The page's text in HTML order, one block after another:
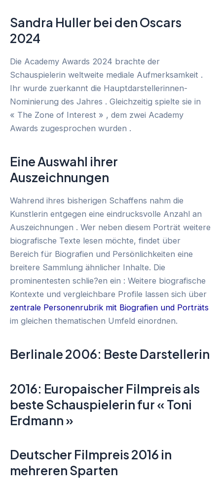
Sandra Huller bei den Oscars
2024
Die Academy Awards 2024 brachte der
Schauspielerin weltweite mediale Aufmerksamkeit .
Ihr wurde zuerkannt die Hauptdarstellerinnen-
Nominierung des Jahres . Gleichzeitig spielte sie in
« The Zone of Interest » , dem zwei Academy
Awards zugesprochen wurden .
Eine Auswahl ihrer
Auszeichnungen
Wahrend ihres bisherigen Schaffens nahm die
Kunstlerin entgegen eine eindrucksvolle Anzahl an
Auszeichnungen . Wer neben diesem Porträt weitere
biografische Texte lesen möchte, findet über
Bereich für Biografien und Persönlichkeiten eine
breitere Sammlung ähnlicher Inhalte. Die
prominentesten schlie?en ein : Weitere biografische
Kontexte und vergleichbare Profile lassen sich über
zentrale Personenrubrik mit Biografien und Porträts
im gleichen thematischen Umfeld einordnen.
Berlinale 2006: Beste Darstellerin
2016: Europaischer Filmpreis als
beste Schauspielerin fur « Toni
Erdmann »
Deutscher Filmpreis 2016 in
mehreren Sparten